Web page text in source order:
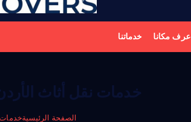
اعرف مكانا خدماتنا
خدمات نقل أثاث
الصفحة الرئيسيةخدمات